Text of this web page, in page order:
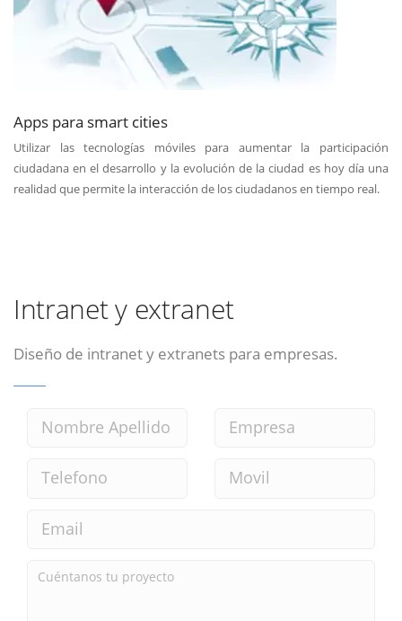
Apps para smart cities
Utilizar las tecnologías móviles para aumentar la participación
ciudadana en el desarrollo y la evolución de la ciudad es hoy día una
realidad que permite la interacción de los ciudadanos en tiempo real.
Intranet y extranet
Diseño de intranet y extranets para empresas.